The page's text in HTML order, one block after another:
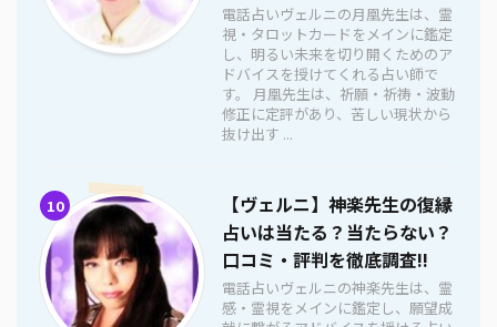
電話占いヴェルニの月凰先生は、霊
視・タロットカードをメインに鑑定
し、明るい未来を切り開くためのア
ドバイスを授けてくれる占い師で
す。 月凰先生は、祈願・祈祷・波動
修正に定評があり、苦しい現状から
抜け出す ...
10
【ヴェルニ】神楽先生の復縁
占いは当たる？当たらない？
口コミ・評判を徹底調査!!
電話占いヴェルニの神楽先生は、霊
感・霊視をメインに鑑定し、願望成